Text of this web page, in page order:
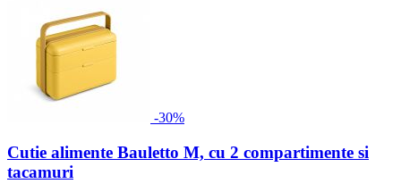
-30%
Cutie alimente Bauletto M, cu 2 compartimente si
tacamuri